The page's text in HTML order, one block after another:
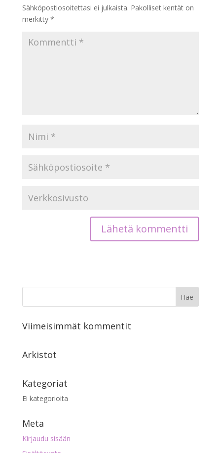
Sähköpostiosoitettasi ei julkaista. Pakolliset kentät on
merkitty *
Viimeisimmät kommentit
Arkistot
Kategoriat
Ei kategorioita
Meta
Kirjaudu sisään